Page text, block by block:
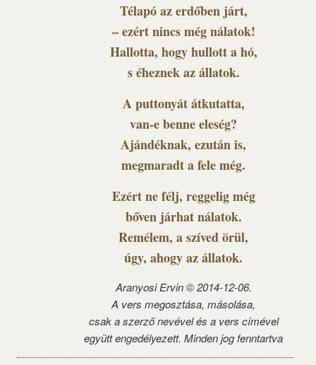
Télapó az erdőben járt,
– ezért nincs még nálatok!
Hallotta, hogy hullott a hó,
s éheznek az állatok.
A puttonyát átkutatta,
van-e benne eleség?
Ajándéknak, ezután is,
megmaradt a fele még.
Ezért ne félj, reggelig még
bőven járhat nálatok.
Remélem, a szíved örül,
úgy, ahogy az állatok.
Aranyosi Ervin © 2014-12-06.
A vers megosztása, másolása,
csak a szerző nevével és a vers címével
együtt engedélyezett. Minden jog fenntartva